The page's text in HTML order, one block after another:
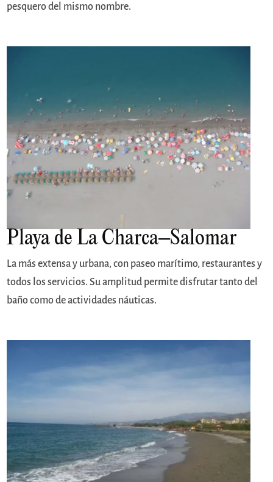
pesquero del mismo nombre.
Playa de La Charca–Salomar
La más extensa y urbana, con paseo marítimo, restaurantes y
todos los servicios. Su amplitud permite disfrutar tanto del
baño como de actividades náuticas.